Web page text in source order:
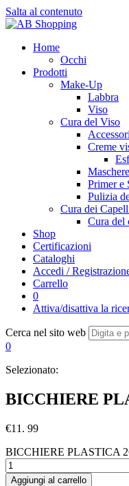
Salta al contenuto
Home
Occhi
Prodotti
Make-Up
Labbra
Viso
Cura del Viso
Accessori
Creme
Primer e
Pulizia
Cura dei
Cura del
Shop
Certificazioni
Cataloghi
Accedi /
Carrello
0
Attiva/disattiva la
Cerca nel sito web
0
Selezionato:
BICCHIERE
€11. 99
BICCHIERE PLASTICA
Aggiungi al carrello